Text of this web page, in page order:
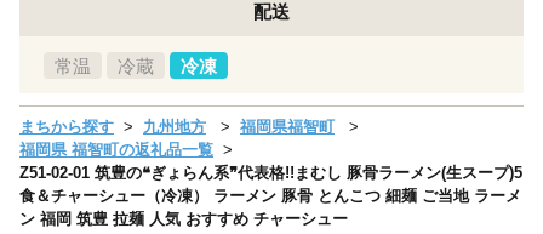
配送
常温 冷蔵 冷凍
まちから探す 九州地方
福岡県福智町
福岡県 福智町の返礼品一覧
Z51-02-01 筑豊の❝ぎょらん系❞代表格!!まむし 豚骨ラーメン(生スープ)5
食＆チャーシュー（冷凍） ラーメン 豚骨 とんこつ 細麺 ご当地 ラーメ
ン 福岡 筑豊 拉麺 人気 おすすめ チャーシュー